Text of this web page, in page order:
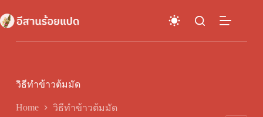
to
content
วิธีทำข้าวต้มมัด
Home วิธีทำข้าวต้มมัด